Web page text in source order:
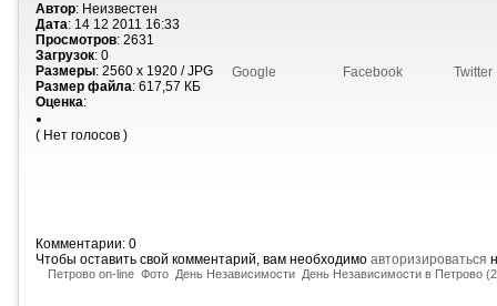
Автор: Неизвестен
Дата: 14 12 2011 16:33
Просмотров: 2631
Загрузок: 0
Размеры: 2560 x 1920 / JPG
Размер файла: 617,57 КБ
Оценка:
( Нет голосов )
Google Facebook Twitter
Комментарии: 0
Чтобы оставить свой комментарий, вам необходимо авторизироваться
Петрово on-line Фото День Независимости День Независимости в Петрово